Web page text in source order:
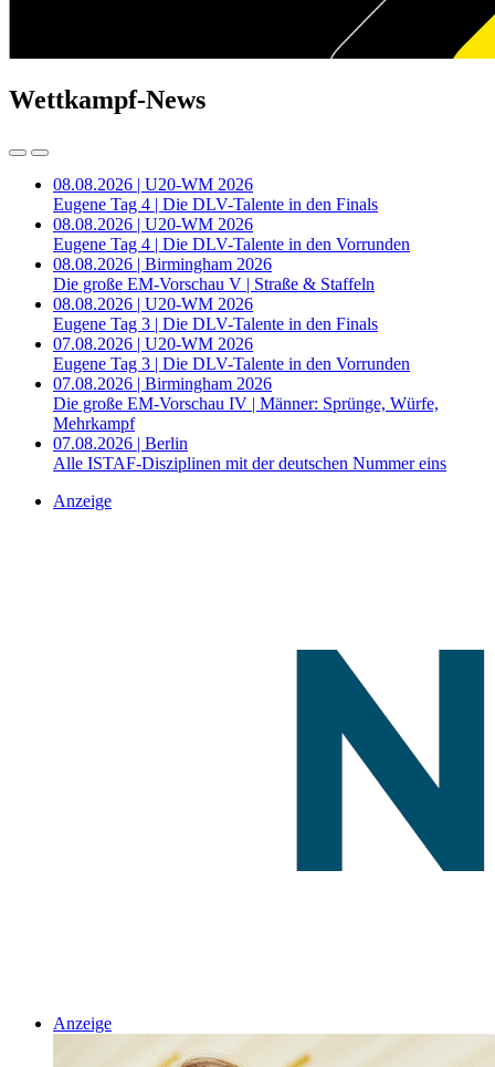
Wettkampf-News
08.08.2026 | U20-WM 2026
Eugene Tag 4 | Die DLV-Talente in den Finals
08.08.2026 | U20-WM 2026
Eugene Tag 4 | Die DLV-Talente in den Vorrunden
08.08.2026 | Birmingham 2026
Die große EM-Vorschau V | Straße & Staffeln
08.08.2026 | U20-WM 2026
Eugene Tag 3 | Die DLV-Talente in den Finals
07.08.2026 | U20-WM 2026
Eugene Tag 3 | Die DLV-Talente in den Vorrunden
07.08.2026 | Birmingham 2026
Die große EM-Vorschau IV | Männer: Sprünge, Würfe,
Mehrkampf
07.08.2026 | Berlin
Alle ISTAF-Disziplinen mit der deutschen Nummer eins
Anzeige
Anzeige